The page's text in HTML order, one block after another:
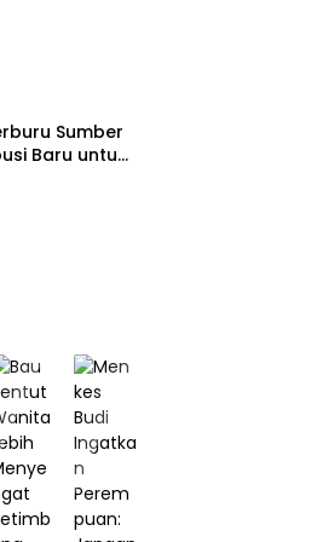
Sumber
Baru untuk
Daftarnya